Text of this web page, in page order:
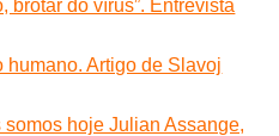
brotar do vírus”. Entrevista
humano. Artigo de Slavoj
somos hoje Julian Assange,